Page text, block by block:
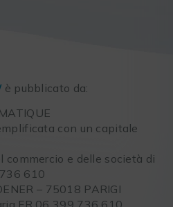
è pubblicato da:
con un capitale
commercio e delle società di
610
– 75018 PARIGI